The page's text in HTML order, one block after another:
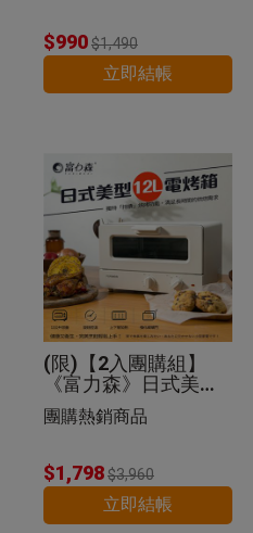
$990$1,490
立即結帳
(限)【2入團購組】
《富力森》日式美型1
2L電烤箱
團購熱銷商品
$1,798$3,960
立即結帳